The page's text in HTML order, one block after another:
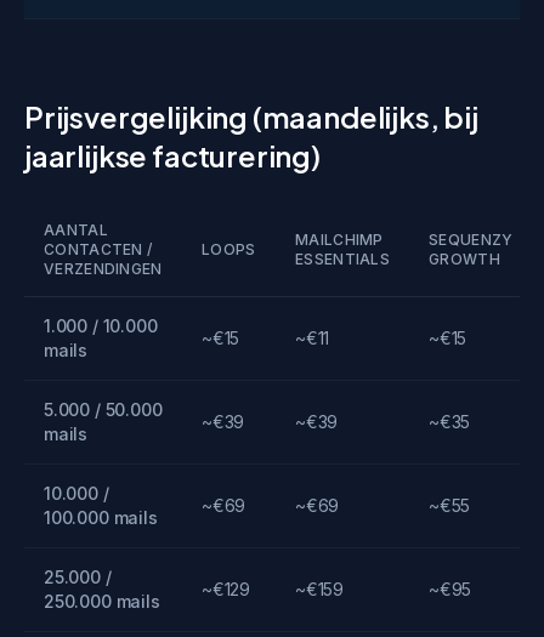
Prijsvergelijking (maandelijks, bij
jaarlijkse facturering)
AANTAL
CONTACTEN /
VERZENDINGEN
LOOPS
MAILCHIMP
ESSENTIALS
SEQUENZY
GROWTH
1.000 / 10.000
mails
~€15 ~€11 ~€15
5.000 / 50.000
mails
~€39 ~€39 ~€35
10.000 /
100.000 mails
~€69 ~€69 ~€55
25.000 /
250.000 mails
~€129 ~€159 ~€95